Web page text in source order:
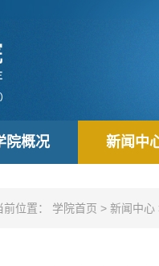
院概况 新闻中
前位置： 学院首页 > 新闻中心